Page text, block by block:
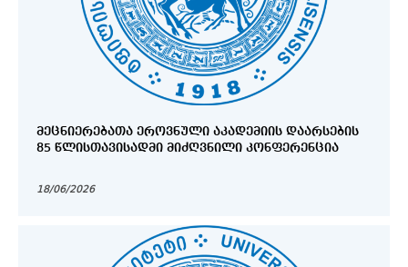
ᲛᲔᲪᲜᲘᲔᲠᲔᲑᲐᲗᲐ ᲔᲠᲝᲕᲜᲣᲚᲘ ᲐᲙᲐᲓᲔᲛᲘᲘᲡ ᲓᲐᲐᲠᲡᲔᲑᲘᲡ
85 ᲬᲚᲘᲡᲗᲐᲕᲘᲡᲐᲓᲛᲘ ᲛᲘᲫᲦᲕᲜᲘᲚᲘ ᲙᲝᲜᲤᲔᲠᲔᲜᲪᲘᲐ
18/06/2026